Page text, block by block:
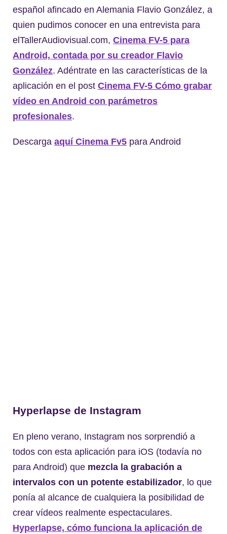
español afincado en Alemania Flavio González, a
quien pudimos conocer en una entrevista para
elTallerAudiovisual.com, Cinema FV-5 para
Android, contada por su creador Flavio
González. Adéntrate en las características de la
aplicación en el post Cinema FV-5 Cómo grabar
vídeo en Android con parámetros
profesionales.
Descarga aquí Cinema Fv5 para Android
Hyperlapse de Instagram
En pleno verano, Instagram nos sorprendió a
todos con esta aplicación para iOS (todavía no
para Android) que mezcla la grabación a
intervalos con un potente estabilizador, lo que
ponía al alcance de cualquiera la posibilidad de
crear vídeos realmente espectaculares.
Hyperlapse, cómo funciona la aplicación de